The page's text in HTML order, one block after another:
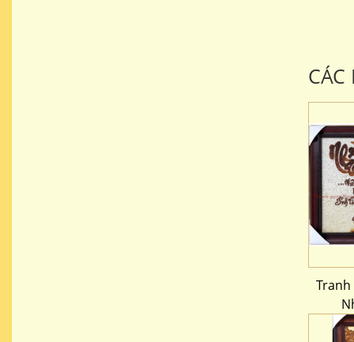
Tranh